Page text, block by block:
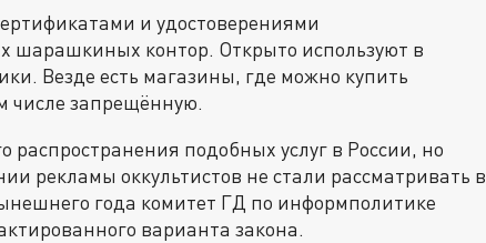
и удостоверениями
шарашкиных контор. Открыто используют в
Везде есть магазины, где можно купить
числе запрещённую.
распространения подобных услуг в России, но
рекламы оккультистов не стали рассматривать в
года комитет ГД по информполитике
варианта закона.